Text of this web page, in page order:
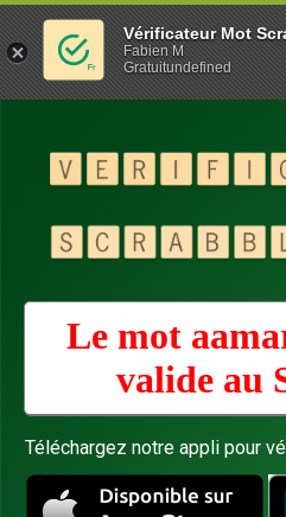
Le mot
valide au
Téléchargez notre appli pour
Vérificateur Mot
Fabien M
Gratuitundefined